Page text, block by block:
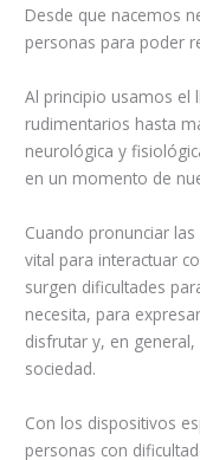
Desde que nacemos
personas para poder
Al principio usamos el
rudimentarios hasta
neurológica y
en un momento de
Cuando pronunciar
vital para interactuar
surgen dificultades
necesita, para
disfrutar y, en
sociedad.
Con los dispositivos
personas con